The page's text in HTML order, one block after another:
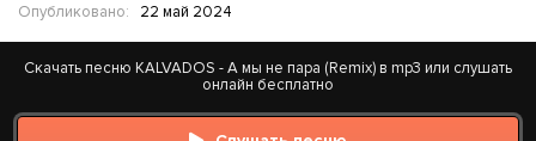
Опубликовано:
22 май 2024
Скачать песню KALVADOS - А мы не пара (Remix) в mp3 или слушать
онлайн бесплатно